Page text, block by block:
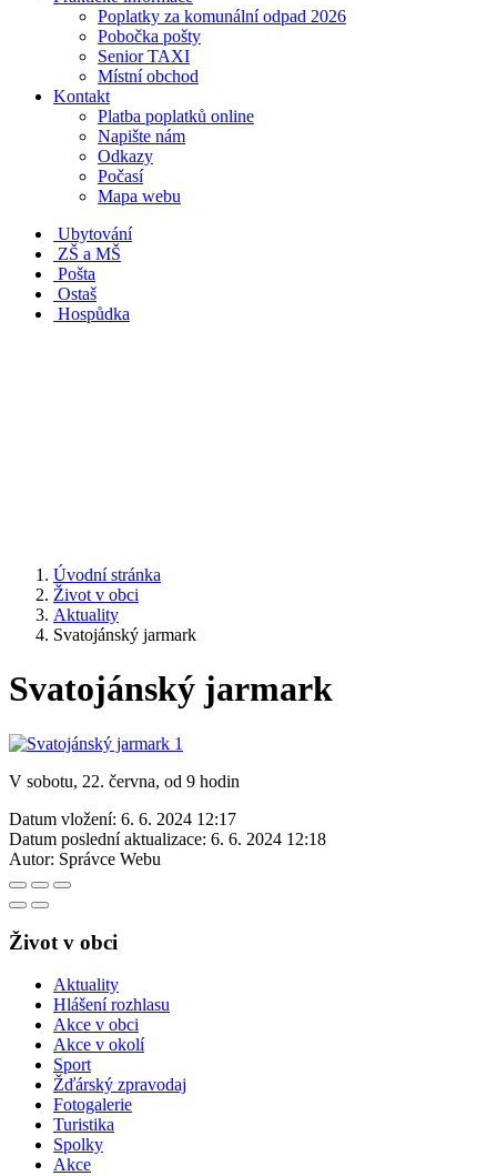
Poplatky za komunální odpad 2026
Pobočka pošty
Senior TAXI
Místní obchod
Kontakt
Platba poplatků online
Napište nám
Odkazy
Počasí
Mapa webu
Ubytování
ZŠ a MŠ
Pošta
Ostaš
Hospůdka
Úvodní stránka
Život v obci
Aktuality
Svatojánský jarmark
Svatojánský jarmark
V sobotu, 22. června, od 9 hodin
Datum vložení: 6. 6. 2024 12:17
Datum poslední aktualizace: 6. 6. 2024 12:18
Autor: Správce Webu
Život v obci
Aktuality
Hlášení rozhlasu
Akce v obci
Akce v okolí
Sport
Žďárský zpravodaj
Fotogalerie
Turistika
Spolky
Akce